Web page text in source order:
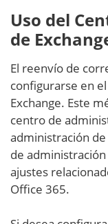
Uso del
de
El reenvío de
configurarse en
Exchange. Este
centro de
administración
de
ajustes
Office 365.